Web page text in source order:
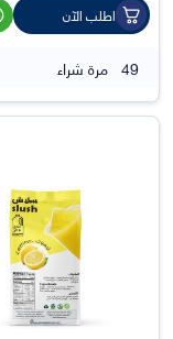
اطلب الآن
49 مرة شراء